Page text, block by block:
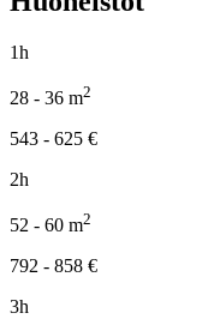
1h
28 - 36 m2
543 - 625 €
2h
52 - 60 m2
792 - 858 €
3h